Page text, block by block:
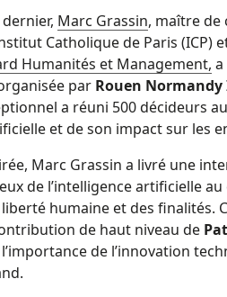
Marc Grassin, maître de
Catholique de Paris (ICP)
Humanités et Management,
par Rouen
a réuni 500 décideurs
et de son impact sur les
Marc Grassin a livré une
de l’intelligence artificielle
humaine et des finalités.
de haut niveau de
de l’innovation